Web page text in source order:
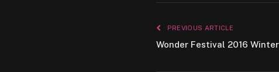
PREVIOUS ARTICLE
Wonder Festival 2016